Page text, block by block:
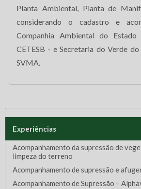
Planta Ambiental, Planta de
considerando o cadastro e
Companhia Ambiental do
CETESB - e Secretaria do Verde
SVMA.
Experiências
Acompanhamento da supressão de
limpeza do terreno
Acompanhamento de supressão e
Acompanhamento de Supressão –